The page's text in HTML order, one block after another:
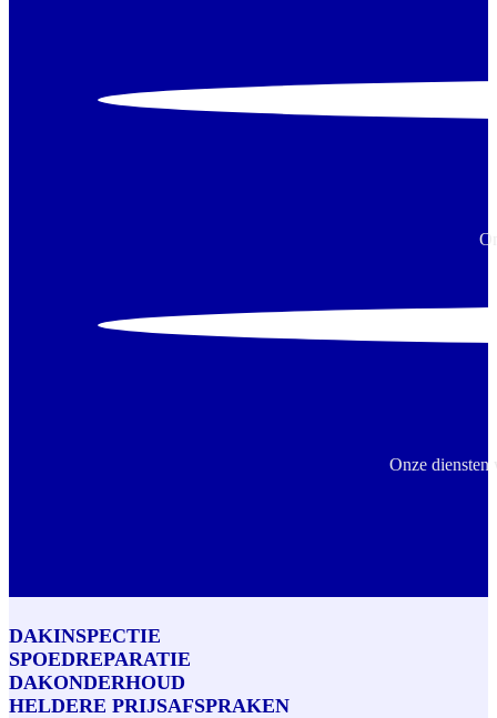
Onze diensten
DAKINSPECTIE
SPOEDREPARATIE
DAKONDERHOUD
HELDERE PRIJSAFSPRAKEN